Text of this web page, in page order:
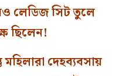
লেডিজ সিট তুলে
ছিলেন!
মহিলারা দেহব্যবসায়